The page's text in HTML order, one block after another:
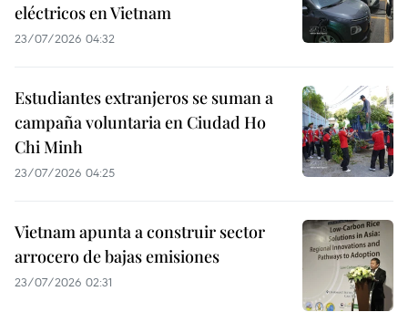
eléctricos en Vietnam
23/07/2026 04:32
Estudiantes extranjeros se suman a
campaña voluntaria en Ciudad Ho
Chi Minh
23/07/2026 04:25
Vietnam apunta a construir sector
arrocero de bajas emisiones
23/07/2026 02:31